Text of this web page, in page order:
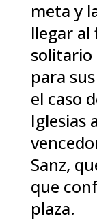
meta y
llegar al
para
el caso
Iglesias
Sanz,
que
plaza.